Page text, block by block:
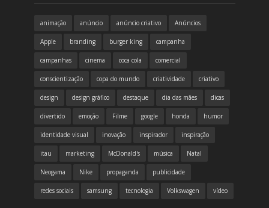
animação anúncio anúncio criativo Anúncios
Apple branding burger king campanha
campanhas cinema coca cola comercial
conscientização copa do mundo criatividade criativo
design design gráfico destaque dia das mães dicas
divertido emoção Filme google honda humor
identidade visual inovação inspirador inspiração
itau marketing McDonald's música Natal
Neogama Nike propaganda publicidade
redes sociais samsung tecnologia Volkswagen vídeo